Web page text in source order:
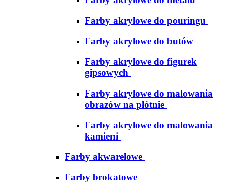
Farby akrylowe do pouringu
Farby akrylowe do butów
Farby akrylowe do figurek
gipsowych
Farby akrylowe do malowania
obrazów na płótnie
Farby akrylowe do malowania
kamieni
Farby akwarelowe
Farby brokatowe